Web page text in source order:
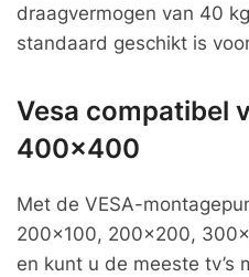
draagvermogen van 40
standaard geschikt is
Vesa compatibel
400×400
Met de VESA-
200×100, 200×200,
en kunt u de meeste tv’s